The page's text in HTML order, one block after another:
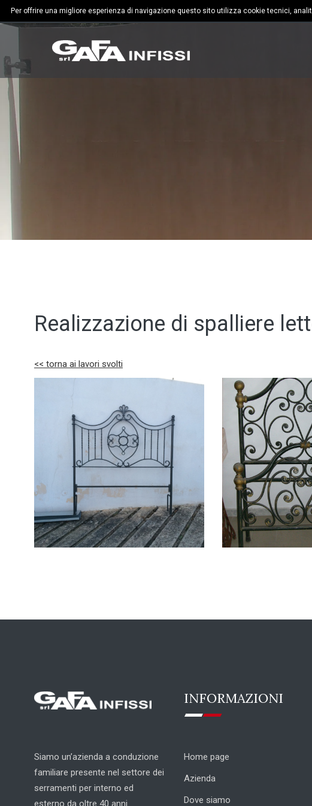
Per offrire una migliore esperienza di navigazione questo sito utilizza cookie tecnici,
Realizzazione di spalliere
<< torna ai lavori svolti
Siamo un’azienda a conduzione
familiare presente nel settore dei
serramenti per interno ed
esterno da oltre 40 anni.
INFORMAZIONI
Home page
Azienda
Dove siamo